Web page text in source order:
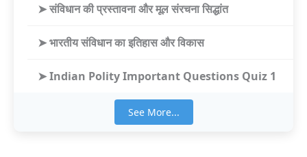
➤ संविधान की प्रस्तावना और मूल संरचना सिद्धांत
➤ भारतीय संविधान का इतिहास और विकास
➤ Indian Polity Important Questions Quiz 1
See More...